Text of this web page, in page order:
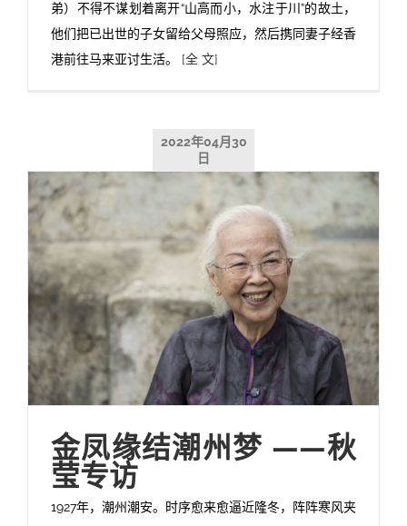
弟）不得不谋划着离开“山高而小，水注于川”的故土，
他们把已出世的子女留给父母照应，然后携同妻子经香
港前往马来亚讨生活。 [全 文]
2022年04月30
日
金凤缘结潮州梦 ——秋
莹专访
1927年，潮州潮安。时序愈来愈逼近隆冬，阵阵寒风夹